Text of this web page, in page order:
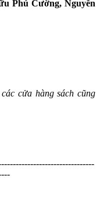
Phú Cường, Nguyễn
cửa hàng sách cũng